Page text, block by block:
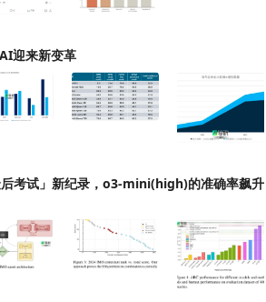
迎来新变革
考试」新纪录，o3-mini(high)的准确率飙升
+4